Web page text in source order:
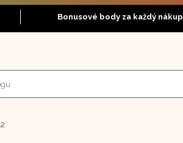
Bonusové body za každý nákup